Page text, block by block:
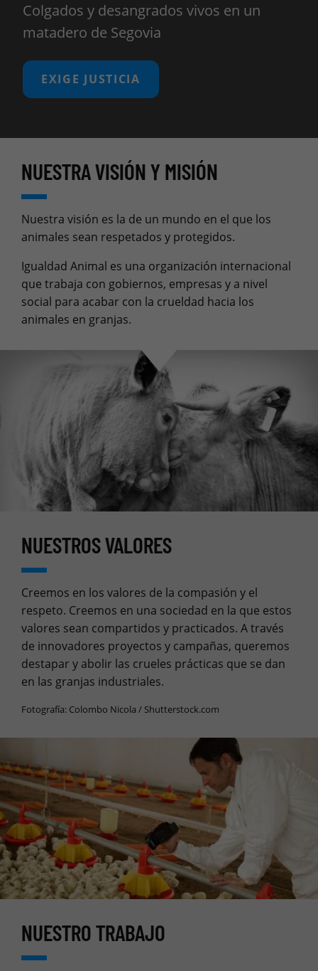
Colgados y desangrados vivos en un
matadero de Segovia
EXIGE JUSTICIA
NUESTRA VISIÓN Y MISIÓN
Nuestra visión es la de un mundo en el que los
animales sean respetados y protegidos.
Igualdad Animal es una organización internacional
que trabaja con gobiernos, empresas y a nivel
social para acabar con la crueldad hacia los
animales en granjas.
NUESTROS VALORES
Creemos en los valores de la compasión y el
respeto. Creemos en una sociedad en la que estos
valores sean compartidos y practicados. A través
de innovadores proyectos y campañas, queremos
destapar y abolir las crueles prácticas que se dan
en las granjas industriales.
Fotografía: Colombo Nicola / Shutterstock.com
NUESTRO TRABAJO